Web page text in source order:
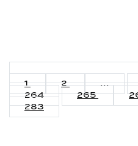
1 2 ...
264
265
283